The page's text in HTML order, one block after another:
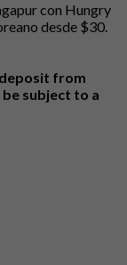
con Hungry
desde $30.
from
subject to a